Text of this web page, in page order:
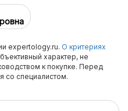
expertology.ru. О критериях
характер, не
к покупке. Перед
со специалистом.